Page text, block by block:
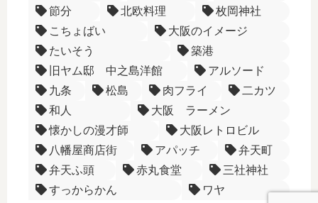
節分
北欧料理
枚岡神社
こちょばい
大阪のイメージ
たいそう
築港
旧ヤム邸 中之島洋館
アルソード
九条
松島 肉フライ
二カツ
和人
大阪 ラーメン
懐かしの漫才師
大阪レトロビル
八幡屋商店街
アパッチ
弁天町
弁天ふ頭
赤丸食堂
三社神社
すっからかん
ワヤ